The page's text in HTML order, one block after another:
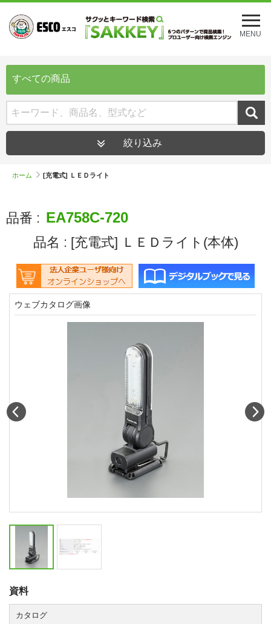
メ
ニ
ュ
を
MENU
すべての商品
絞り込み
ホーム [充電式] ＬＥＤライト
品番 : EA758C-720
品名 : [充電式] ＬＥＤライト(本体)
ウェブカタログ画像
資料
カタログ